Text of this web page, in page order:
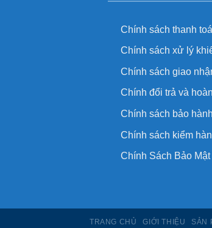
Chính sách thanh
Chính sách xử lý
Chính sách giao
Chính đổi trả và
Chính sách bảo hành
Chính sách kiểm
Chính Sách Bảo
TRANG CHỦ GIỚI THIỆU SẢN